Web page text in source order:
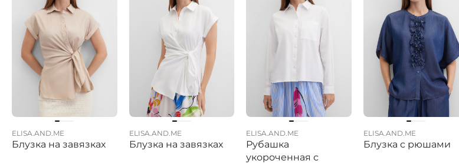
ELISA.AND.ME
Блузка на завязках
ELISA.AND.ME
Блузка на завязках
ELISA.AND.ME
Рубашка
укороченная с
ELISA.AND.ME
Блузка с рюшами